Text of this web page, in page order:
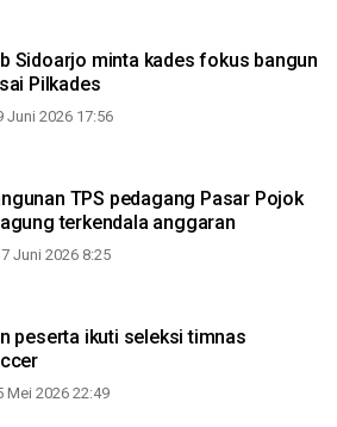
Sidoarjo minta kades fokus bangun
Pilkades
Juni 2026 17:56
TPS pedagang Pasar Pojok
terkendala anggaran
Juni 2026 8:25
peserta ikuti seleksi timnas
Mei 2026 22:49